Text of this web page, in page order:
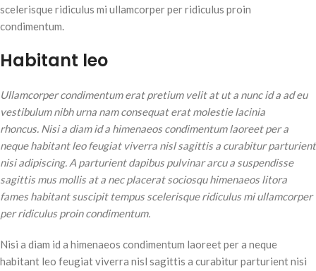
scelerisque ridiculus mi ullamcorper per ridiculus proin
condimentum.
Habitant leo
Ullamcorper condimentum erat pretium velit at ut a nunc id a ad eu
vestibulum nibh urna nam consequat erat molestie lacinia
rhoncus. Nisi a diam id a himenaeos condimentum laoreet per a
neque habitant leo feugiat viverra nisl sagittis a curabitur parturient
nisi adipiscing. A parturient dapibus pulvinar arcu a suspendisse
sagittis mus mollis at a nec placerat sociosqu himenaeos litora
fames habitant suscipit tempus scelerisque ridiculus mi ullamcorper
per ridiculus proin condimentum.
Nisi a diam id a himenaeos condimentum laoreet per a neque
habitant leo feugiat viverra nisl sagittis a curabitur parturient nisi